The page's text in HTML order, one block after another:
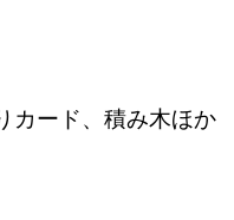
カード、積み木ほか